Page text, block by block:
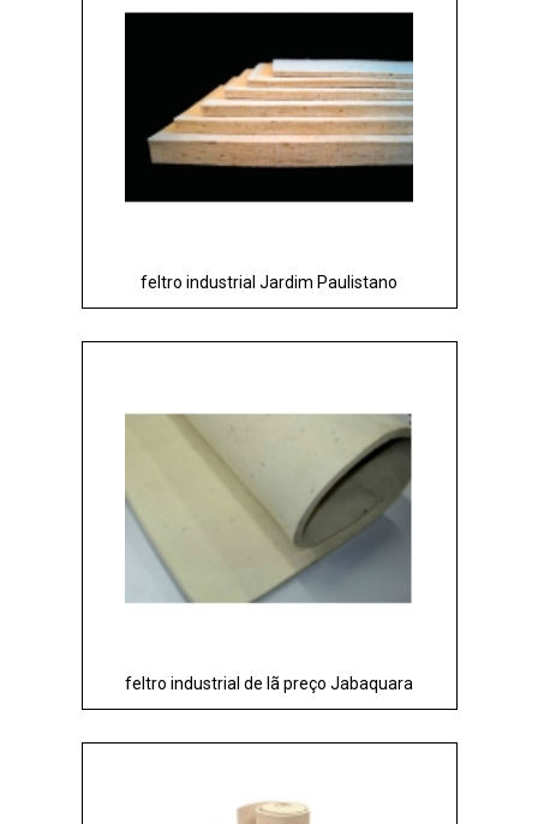
feltro industrial Jardim Paulistano
feltro industrial de lã preço Jabaquara